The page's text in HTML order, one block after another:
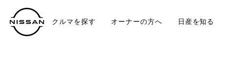
クルマを探す オーナーの方へ 日産を知る